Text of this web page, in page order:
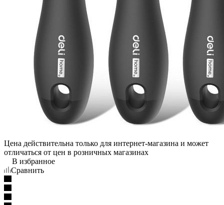
Цена действительна только для интернет-магазина и может
отличаться от цен в розничных магазинах
В избранное
Сравнить